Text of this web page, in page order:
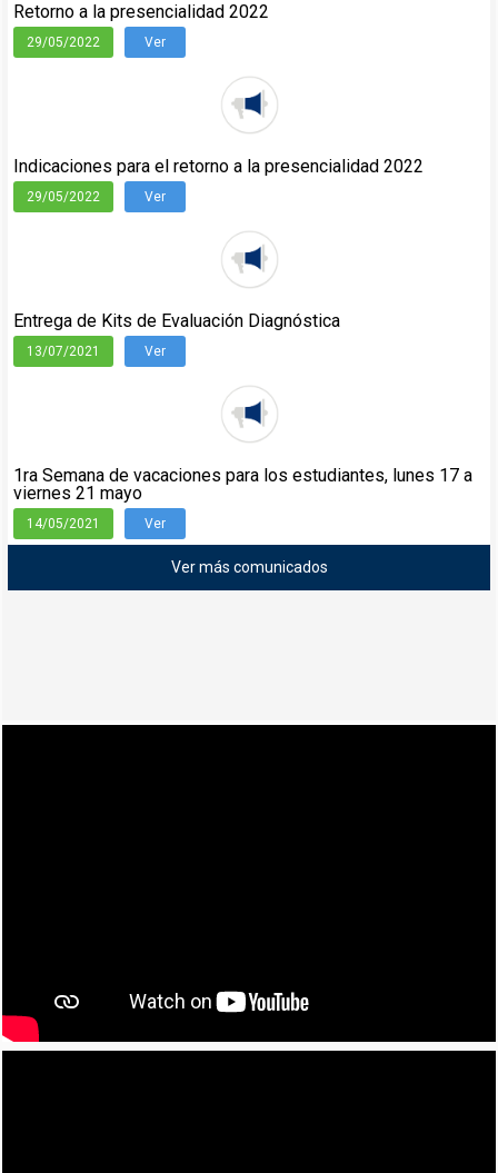
Retorno a la presencialidad 2022
29/05/2022 Ver
Indicaciones para el retorno a la presencialidad 2022
29/05/2022 Ver
Entrega de Kits de Evaluación Diagnóstica
13/07/2021 Ver
1ra Semana de vacaciones para los estudiantes, lunes 17 a
viernes 21 mayo
14/05/2021 Ver
Ver más comunicados